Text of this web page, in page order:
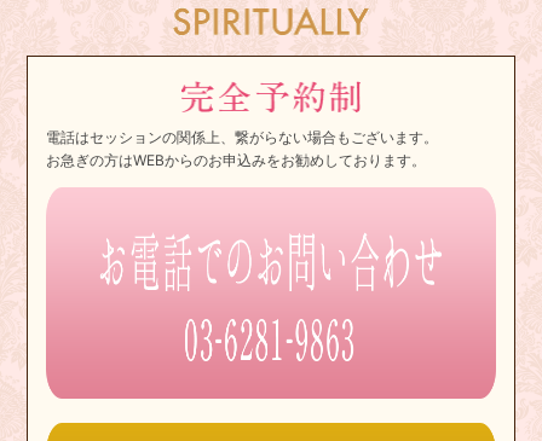
電話はセッションの関係上、繋がらない場合もございます。
お急ぎの方はWEBからのお申込みをお勧めしております。